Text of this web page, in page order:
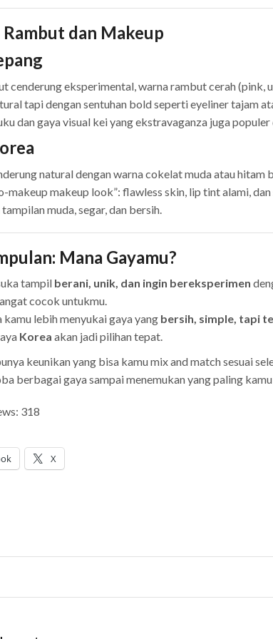
Rambut dan Makeup
cenderung eksperimental, warna rambut cerah (pink,
tapi dengan sentuhan bold seperti eyeliner tajam
dan gaya visual kei yang ekstravaganza juga
natural dengan warna cokelat muda atau hitam
makeup makeup look”: flawless skin, lip tint alami, dan
muda, segar, dan bersih.
Mana Gayamu?
tampil berani, unik, dan ingin bereksperimen
cocok untukmu.
kamu lebih menyukai gaya yang bersih, simple, tapi
Korea akan jadi pilihan tepat.
keunikan yang bisa kamu mix and match sesuai
berbagai gaya sampai menemukan yang paling
318
X